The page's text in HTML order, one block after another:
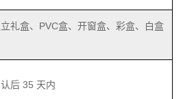
礼盒、PVC盒、开窗盒、彩盒、白盒
后 35 天内